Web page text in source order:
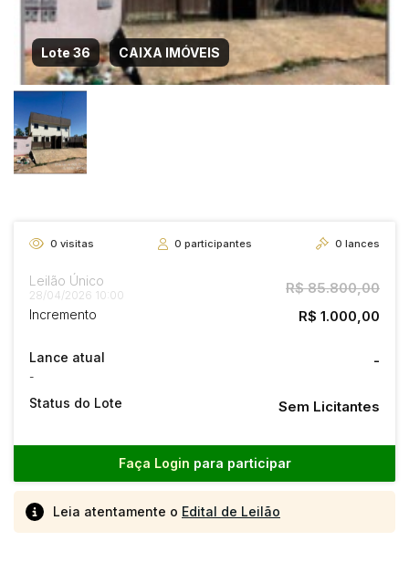
Lote 36 CAIXA IMÓVEIS
0 visitas 0 participantes 0 lances
Leilão Único
28/04/2026 10:00 R$ 85.800,00
Incremento R$ 1.000,00
Lance atual
-
-
Status do Lote Sem Licitantes
Faça Login para participar
Leia atentamente o Edital de Leilão